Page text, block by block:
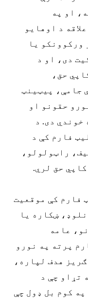
او په
د اوهایو
ورکوونکو یا
دی، او د
حق،
جامې، پیټینټ
حقونو او
خوندي دی. د
فارم کې د
راټولولو،
حق لري.
فارم کې موقعیت
ښکاره یا
عامه
پرته په نورو
هدف لپاره،
تړاو چې د
کوم بل ډول چې